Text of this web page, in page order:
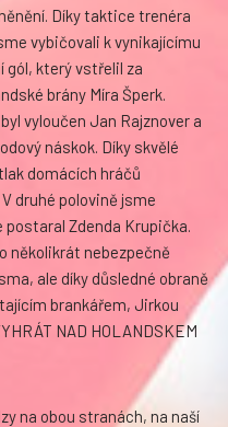
Díky taktice trenéra
vybičovali k vynikajícímu
gól, který vstřelil za
brány Míra Šperk.
vyloučen Jan Rajznover a
náskok. Díky skvělé
domácích hráčů
druhé polovině jsme
Zdenda Krupička.
několikrát nebezpečně
ale díky důsledné obraně
brankářem, Jirkou
NAD HOLANDSKEM
na obou stranách, na naší